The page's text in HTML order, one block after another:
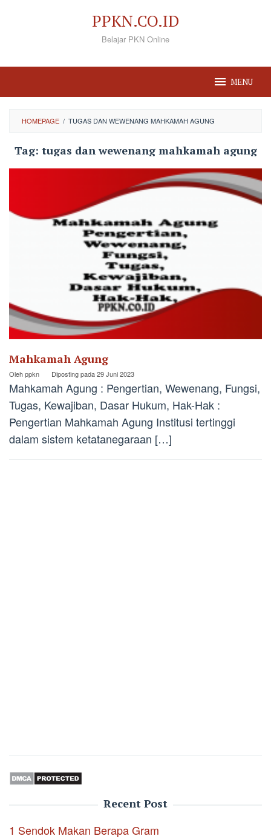
PPKN.CO.ID
Belajar PKN Online
MENU
HOMEPAGE / TUGAS DAN WEWENANG MAHKAMAH AGUNG
Tag: tugas dan wewenang mahkamah agung
Mahkamah Agung
Olehppkn Diposting pada29 Juni 2023
Mahkamah Agung : Pengertian, Wewenang, Fungsi,
Tugas, Kewajiban, Dasar Hukum, Hak-Hak :
Pengertian Mahkamah Agung Institusi tertinggi
dalam sistem ketatanegaraan […]
Recent Post
1 Sendok Makan Berapa Gram